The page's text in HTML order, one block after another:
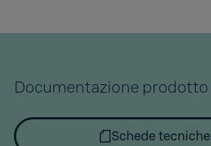
Documentazione prodotto
Schede tecniche